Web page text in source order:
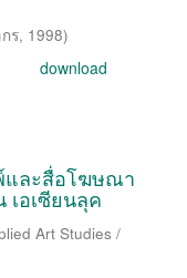
ร, 1998)
download
และสื่อโฆษณา
อเซียนลุค
Art Studies /